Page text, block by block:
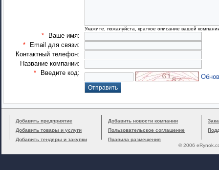
Укажите, пожалуйста, краткое описание вашей
*
Ваше имя:
*
Email для связи:
Контактный телефон:
Название компании:
*
Введите код:
Добавить предприятие
Добавить товары и услуги
Добавить тендеры и закупки
Добавить новости компании
Пользовательское соглашение
Правила размещения
© 2006